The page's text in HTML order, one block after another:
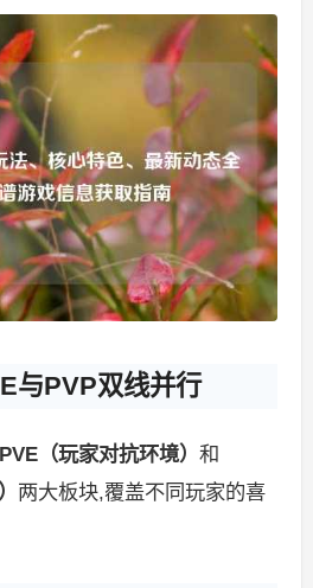
与PVP双线并行
PVE（玩家对抗环境） 和
两大板块,覆盖不同玩家的喜